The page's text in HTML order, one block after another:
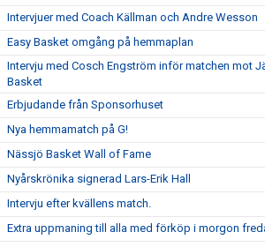
Intervjuer med Coach Källman och Andre Wesson
Easy Basket omgång på hemmaplan
Intervju med Cosch Engström inför matchen mot
Basket
Erbjudande från Sponsorhuset
Nya hemmamatch på G!
Nässjö Basket Wall of Fame
Nyårskrönika signerad Lars-Erik Hall
Intervju efter kvällens match.
Extra uppmaning till alla med förköp i morgon